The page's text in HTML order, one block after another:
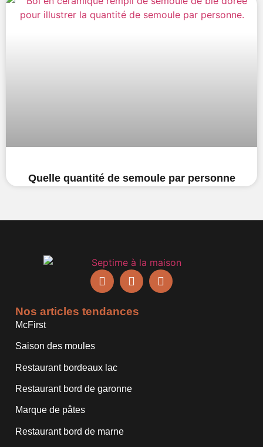
Quelle quantité de semoule par personne
Nos articles tendances
McFirst
Saison des moules
Restaurant bordeaux lac
Restaurant bord de garonne
Marque de pâtes
Restaurant bord de marne